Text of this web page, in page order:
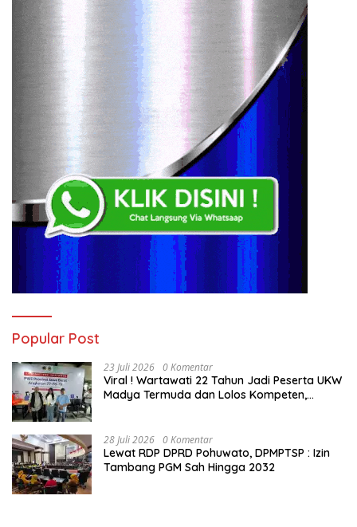
Popular Post
23 Juli 2026 0 Komentar
Viral ! Wartawati 22 Tahun Jadi Peserta UKW
Madya Termuda dan Lolos Kompeten,
28 Juli 2026 0 Komentar
Lewat RDP DPRD Pohuwato, DPMPTSP : Izin
Tambang PGM Sah Hingga 2032